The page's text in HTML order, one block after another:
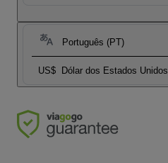
Português (PT)
US$ Dólar dos Estados Unidos